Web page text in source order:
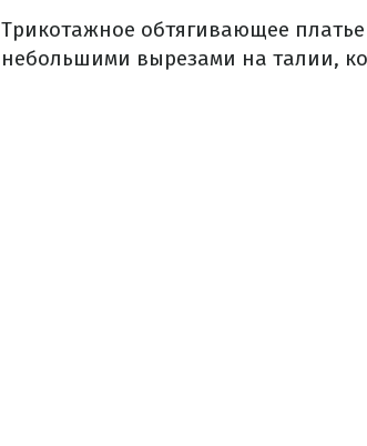
Трикотажное обтягивающее
небольшими вырезами на талии,